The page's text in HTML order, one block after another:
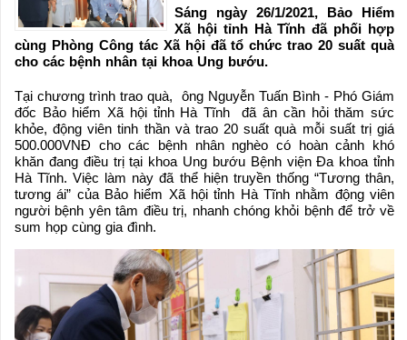
Sáng ngày 26/1/2021, Bảo Hiểm
Xã hội tỉnh Hà Tĩnh đã phối hợp
cùng Phòng Công tác Xã hội đã tổ chức trao 20 suất quà
cho các bệnh nhân tại khoa Ung bướu.
Tại chương trình trao quà, ông Nguyễn Tuấn Bình - Phó Giám
đốc Bảo hiểm Xã hội tỉnh Hà Tĩnh đã ân cần hỏi thăm sức
khỏe, động viên tinh thần và trao 20 suất quà mỗi suất trị giá
500.000VNĐ cho các bệnh nhân nghèo có hoàn cảnh khó
khăn đang điều trị tại khoa Ung bướu Bệnh viện Đa khoa tỉnh
Hà Tĩnh. Việc làm này đã thể hiện truyền thống “Tương thân,
tương ái” của Bảo hiểm Xã hội tỉnh Hà Tĩnh nhằm động viên
người bệnh yên tâm điều trị, nhanh chóng khỏi bệnh để trở về
sum họp cùng gia đình.